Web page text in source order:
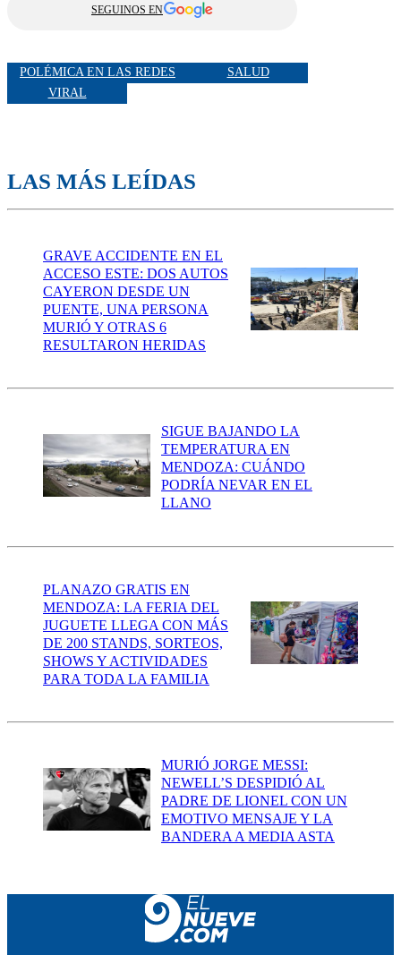
SEGUINOS EN
POLÉMICA EN LAS REDES
SALUD
VIRAL
LAS MÁS LEÍDAS
GRAVE ACCIDENTE EN EL
ACCESO ESTE: DOS AUTOS
CAYERON DESDE UN
PUENTE, UNA PERSONA
MURIÓ Y OTRAS 6
RESULTARON HERIDAS
SIGUE BAJANDO LA
TEMPERATURA EN
MENDOZA: CUÁNDO
PODRÍA NEVAR EN EL
LLANO
PLANAZO GRATIS EN
MENDOZA: LA FERIA DEL
JUGUETE LLEGA CON MÁS
DE 200 STANDS, SORTEOS,
SHOWS Y ACTIVIDADES
PARA TODA LA FAMILIA
MURIÓ JORGE MESSI:
NEWELL’S DESPIDIÓ AL
PADRE DE LIONEL CON UN
EMOTIVO MENSAJE Y LA
BANDERA A MEDIA ASTA